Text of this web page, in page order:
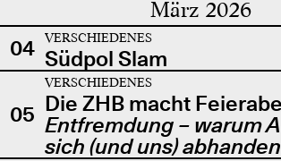
März 2026
04 VERSCHIEDENES
Südpol Slam
05
VERSCHIEDENES
Die ZHB macht
Entfremdung – warum
sich (und uns)